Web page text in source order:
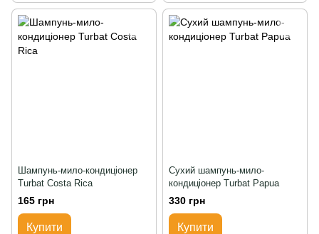
Шампунь-мило-кондиціонер
Turbat Costa Rica
165 грн
Купити
Сухий шампунь-мило-
кондиціонер Turbat Papua
330 грн
Купити